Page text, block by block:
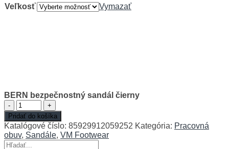
Veľkosť Vymazať
BERN bezpečnostný sandál čierny
množstvo
BERN
bezpečnostný
sandál
čierny
Pridať do košíka
Katalógové číslo: 85929912059252 Kategória: Pracovná
obuv, Sandále, VM Footwear
Hľadať: